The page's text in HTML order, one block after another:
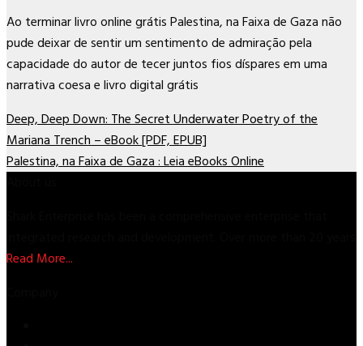
Ao terminar livro online grátis Palestina, na Faixa de Gaza não
pude deixar de sentir um sentimento de admiração pela
capacidade do autor de tecer juntos fios díspares em uma
narrativa coesa e livro digital grátis
Deep, Deep Down: The Secret Underwater Poetry of the
Mariana Trench – eBook [PDF, EPUB]
Palestina, na Faixa de Gaza : Leia eBooks Online
Read More...